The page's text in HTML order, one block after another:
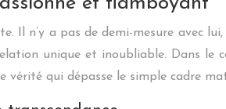
Il n’y a pas de demi-mesure avec
unique et inoubliable. Dans
vérité qui dépasse le simple cadre